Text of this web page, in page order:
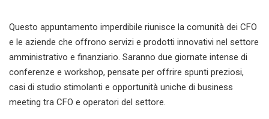
Questo appuntamento imperdibile riunisce la comunità dei CFO
e le aziende che offrono servizi e prodotti innovativi nel settore
amministrativo e finanziario. Saranno due giornate intense di
conferenze e workshop, pensate per offrire spunti preziosi,
casi di studio stimolanti e opportunità uniche di business
meeting tra CFO e operatori del settore.